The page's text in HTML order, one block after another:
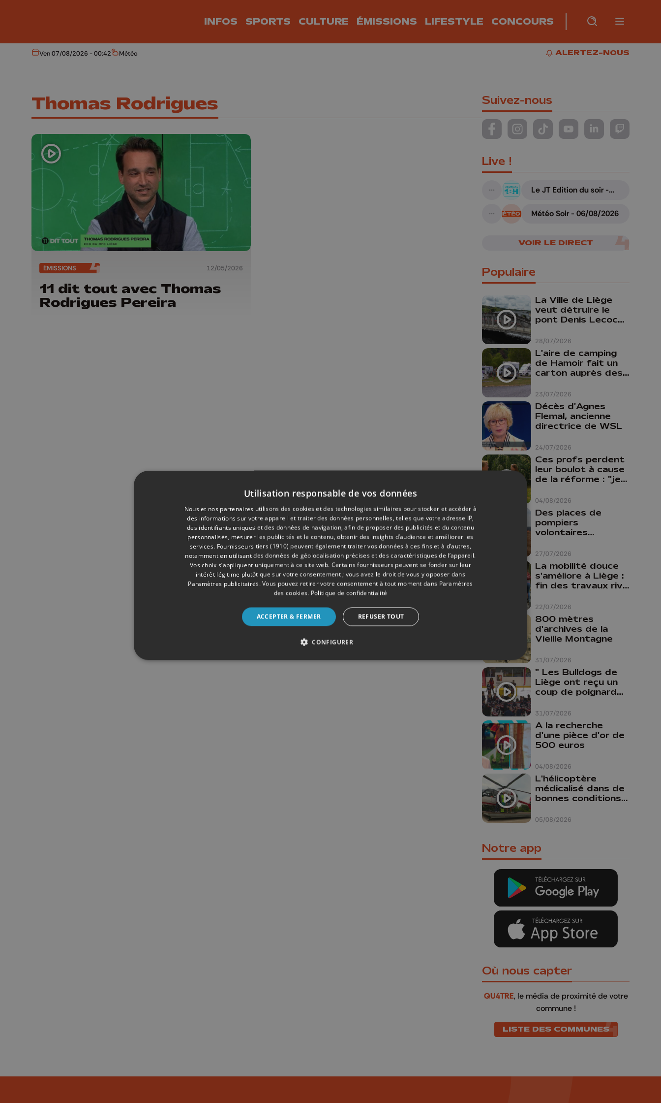
INFOS SPORTS CULTURE ÉMISSIONS LIFESTYLE CONCOURS Burger
RECHERCHE
PLUS
ALERTEZ-NOUS
ALERTEZ-NOUS
Aujourd'hui
Ven 07/08/2026 - 00:42 Météo
Météo
Thomas Rodrigues
ÉMISSIONS 12/05/2026
11 dit tout avec Thomas
Rodrigues Pereira
Suivez-nous
Suivez-nous sur FaceBook
Suivez-nous sur Instagram
Suivez-nous sur TikTok
Suivez-nous sur YouTube
Suivez-nous sur
Suivez-
Live !
A suivre
Le JT Edition du soir -
A suivre
Météo Soir - 06/08/2026
VOIR LE DIRECT
Populaire
28/07/2026
La Ville de Liège
veut détruire le
pont Denis Lecocq
budget pour le
faire
23/07/2026
L'aire de camping
de Hamoir fait un
carton auprès des
24/07/2026
Décès d'Agnes
Flemal, ancienne
directrice de WSL
04/08/2026
Ces profs perdent
leur boulot à cause
de la réforme : "je
comme prof que
comme
pharmacienne"
27/07/2026
Des places de
pompiers
volontaires
province de Liège :
"Un citoyen qui
n'est formé ne
peut pas nous
aider"
22/07/2026
La mobilité douce
s'améliore à Liège :
fin des travaux rive
cyclo-piétonnes
Avroy et
Guillemins...
31/07/2026
800 mètres
d'archives de la
Vieille Montagne
31/07/2026
" Les Bulldogs de
Liège ont reçu un
coup de poignard
04/08/2026
A la recherche
d'une pièce d'or de
500 euros
05/08/2026
L'hélicoptère
médicalisé dans de
bonnes conditions à
Notre app
Où nous capter
QU4TRE, le média de proximité de votre
commune !
LISTE DES COMMUNES
Utilisation responsable de vos données
Nous et nos partenaires utilisons des cookies et des technologies similaires pour stocker et accéder à
des informations sur votre appareil et traiter des données personnelles, telles que votre adresse IP,
des identifiants uniques et des données de navigation, afin de proposer des publicités et du contenu
personnalisés, mesurer les publicités et le contenu, obtenir des insights d’audience et améliorer les
services. Fournisseurs tiers (1910) peuvent également traiter vos données à ces fins et à d’autres,
notamment en utilisant des données de géolocalisation précises et des caractéristiques de l’appareil.
Vos choix s’appliquent uniquement à ce site web. Certains fournisseurs peuvent se fonder sur leur
intérêt légitime plutôt que sur votre consentement ; vous avez le droit de vous y opposer dans
Paramètres publicitaires. Vous pouvez retirer votre consentement à tout moment dans Paramètres
des cookies. Politique de confidentialité
ACCEPTER & FERMER REFUSER TOUT
CONFIGURER